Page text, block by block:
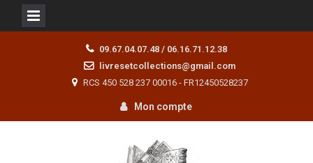
09.67.04.07.48 / 06.16.71.12.38
livresetcollections@gmail.com
RCS 450 528 237 00016 - FR12450528237
Mon compte